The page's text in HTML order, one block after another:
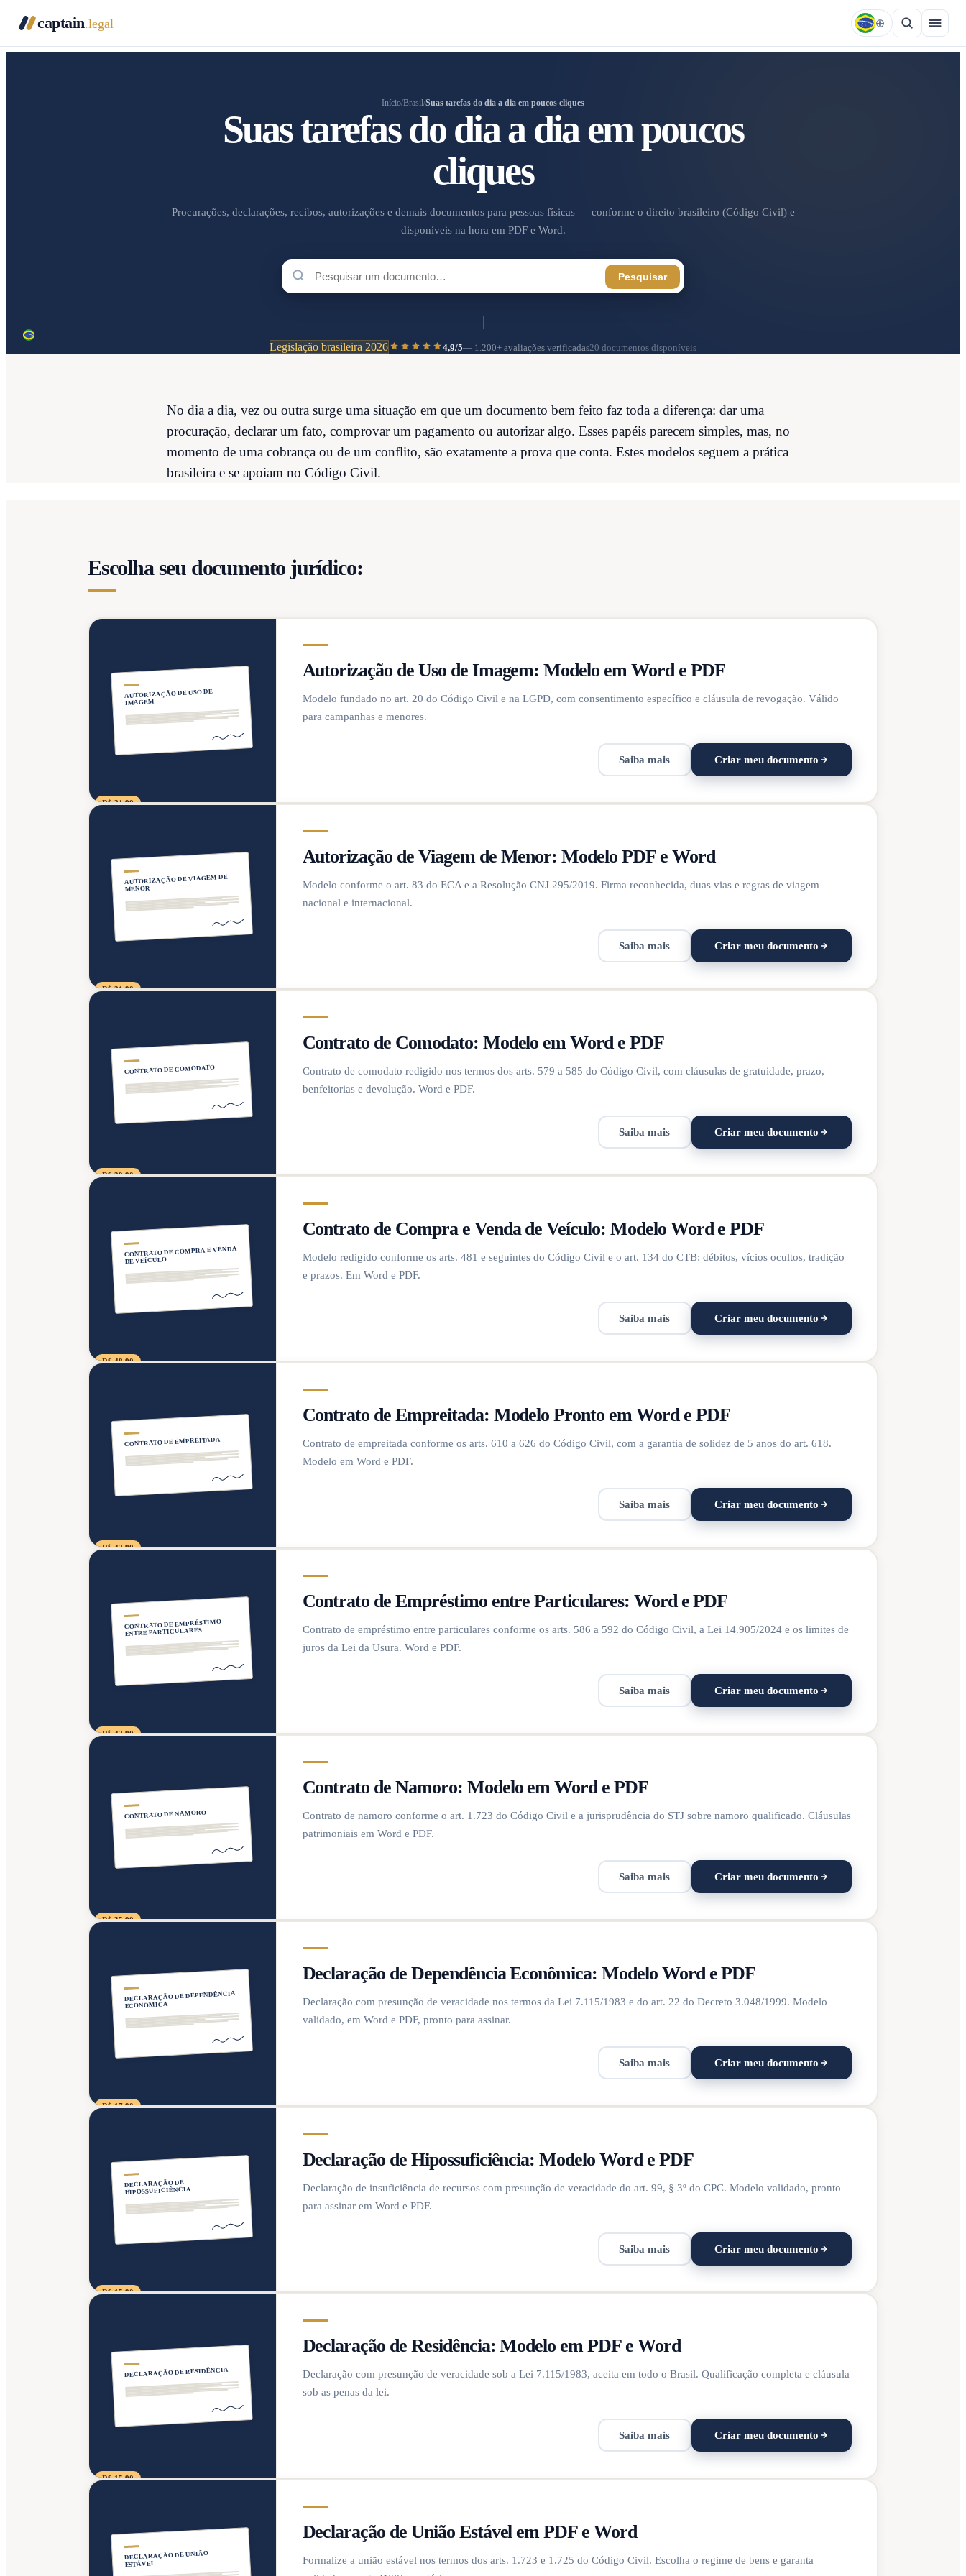
captain.legal
Início/Brasil/Suas tarefas do dia a dia em poucos cliques
Suas tarefas do dia a dia em poucos
cliques
Procurações, declarações, recibos, autorizações e demais documentos para pessoas físicas — conforme o direito brasileiro (Código Civil) e
disponíveis na hora em PDF e Word.
Pesquisar
Legislação brasileira 2026 4,9/5— 1.200+ avaliações verificadas20 documentos disponíveis
No dia a dia, vez ou outra surge uma situação em que um documento bem feito faz toda a diferença: dar uma
procuração, declarar um fato, comprovar um pagamento ou autorizar algo. Esses papéis parecem simples, mas, no
momento de uma cobrança ou de um conflito, são exatamente a prova que conta. Estes modelos seguem a prática
brasileira e se apoiam no Código Civil.
Escolha seu documento jurídico:
AUTORIZAÇÃO DE USO DE
IMAGEM
R$ 21,90
Autorização de Uso de Imagem: Modelo em Word e PDF
Modelo fundado no art. 20 do Código Civil e na LGPD, com consentimento específico e cláusula de revogação. Válido
para campanhas e menores.
Saiba mais Criar meu documento
AUTORIZAÇÃO DE VIAGEM DE
MENOR
R$ 21,90
Autorização de Viagem de Menor: Modelo PDF e Word
Modelo conforme o art. 83 do ECA e a Resolução CNJ 295/2019. Firma reconhecida, duas vias e regras de viagem
nacional e internacional.
Saiba mais Criar meu documento
CONTRATO DE COMODATO
R$ 29,90
Contrato de Comodato: Modelo em Word e PDF
Contrato de comodato redigido nos termos dos arts. 579 a 585 do Código Civil, com cláusulas de gratuidade, prazo,
benfeitorias e devolução. Word e PDF.
Saiba mais Criar meu documento
CONTRATO DE COMPRA E VENDA
DE VEÍCULO
R$ 48,90
Contrato de Compra e Venda de Veículo: Modelo Word e PDF
Modelo redigido conforme os arts. 481 e seguintes do Código Civil e o art. 134 do CTB: débitos, vícios ocultos, tradição
e prazos. Em Word e PDF.
Saiba mais Criar meu documento
CONTRATO DE EMPREITADA
R$ 42,90
Contrato de Empreitada: Modelo Pronto em Word e PDF
Contrato de empreitada conforme os arts. 610 a 626 do Código Civil, com a garantia de solidez de 5 anos do art. 618.
Modelo em Word e PDF.
Saiba mais Criar meu documento
CONTRATO DE EMPRÉSTIMO
ENTRE PARTICULARES
R$ 42,90
Contrato de Empréstimo entre Particulares: Word e PDF
Contrato de empréstimo entre particulares conforme os arts. 586 a 592 do Código Civil, a Lei 14.905/2024 e os limites de
juros da Lei da Usura. Word e PDF.
Saiba mais Criar meu documento
CONTRATO DE NAMORO
R$ 35,90
Contrato de Namoro: Modelo em Word e PDF
Contrato de namoro conforme o art. 1.723 do Código Civil e a jurisprudência do STJ sobre namoro qualificado. Cláusulas
patrimoniais em Word e PDF.
Saiba mais Criar meu documento
DECLARAÇÃO DE DEPENDÊNCIA
ECONÔMICA
R$ 17,90
Declaração de Dependência Econômica: Modelo Word e PDF
Declaração com presunção de veracidade nos termos da Lei 7.115/1983 e do art. 22 do Decreto 3.048/1999. Modelo
validado, em Word e PDF, pronto para assinar.
Saiba mais Criar meu documento
DECLARAÇÃO DE
HIPOSSUFICIÊNCIA
R$ 15,90
Declaração de Hipossuficiência: Modelo Word e PDF
Declaração de insuficiência de recursos com presunção de veracidade do art. 99, § 3º do CPC. Modelo validado, pronto
para assinar em Word e PDF.
Saiba mais Criar meu documento
DECLARAÇÃO DE RESIDÊNCIA
R$ 15,90
Declaração de Residência: Modelo em PDF e Word
Declaração com presunção de veracidade sob a Lei 7.115/1983, aceita em todo o Brasil. Qualificação completa e cláusula
sob as penas da lei.
Saiba mais Criar meu documento
DECLARAÇÃO DE UNIÃO
ESTÁVEL
Declaração de União Estável em PDF e Word
Formalize a união estável nos termos dos arts. 1.723 e 1.725 do Código Civil. Escolha o regime de bens e garanta